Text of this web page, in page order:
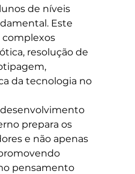
de níveis
Este
complexos
resolução de
da tecnologia no
prepara os
e não apenas
pensamento